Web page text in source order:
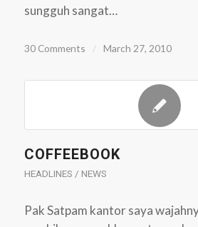
sungguh sangat…
30 Comments / March 27, 2010
COFFEEBOOK
HEADLINES / NEWS
Pak Satpam kantor saya